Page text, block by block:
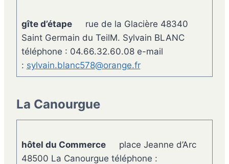
gîte d’étape
rue de la Glacière 48340
Saint Germain du TeilM. Sylvain BLANC
téléphone : 04.66.32.60.08 e-mail
: sylvain.blanc578@orange.fr
La Canourgue
hôtel du Commerce
place Jeanne d’Arc
48500 La Canourgue téléphone :